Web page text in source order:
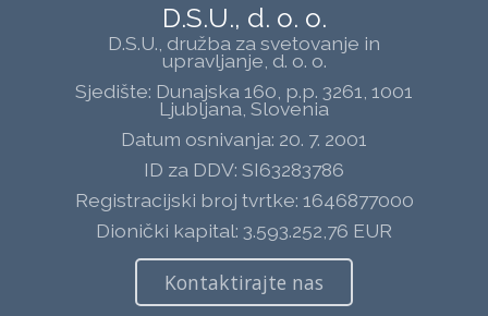
D.S.U., d. o. o.
D.S.U., družba za svetovanje in
upravljanje, d. o. o.
Sjedište: Dunajska 160, p.p. 3261, 1001
Ljubljana, Slovenia
Datum osnivanja: 20. 7. 2001
ID za DDV: SI63283786
Registracijski broj tvrtke: 1646877000
Dionički kapital: 3.593.252,76 EUR
Kontaktirajte nas